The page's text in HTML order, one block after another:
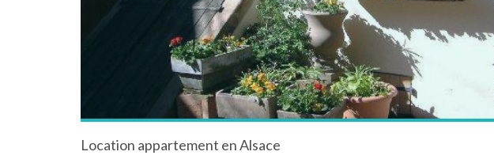
Location appartement en Alsace